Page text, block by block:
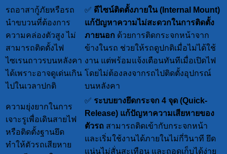
รถอาสากู้ภัยหรือรถ
นำขบวนที่ต้องการ
ความคล่องตัวสูง ไม่
สามารถติดตั้งไฟ
ไซเรนถาวรบนหลังคา
ได้เพราะอาจดูเด่นเกิน
ไปในเวลาปกติ
✅ ดีไซน์ติดตั้งภายใน (Internal Mount)
แก้ปัญหาความไม่สะดวกในการติดตั้ง
ภายนอก ด้วยการติดกระจกหน้าจาก
ข้างในรถ ช่วยให้รถดูปกติเมื่อไม่ได้ใช้
งาน แต่พร้อมแจ้งเตือนทันทีเมื่อเปิดไฟ
โดยไม่ต้องลงจากรถไปติดตั้งอุปกรณ์
บนหลังคา
ความยุ่งยากในการ
เจาะรูเพื่อเดินสายไฟ
หรือติดตั้งฐานยึด
ทำให้ตัวรถเสียหาย
✅ ระบบยางยึดกระจก 4 จุด (Quick-
Release) แก้ปัญหาความเสียหายของ
ตัวรถ สามารถติดเข้ากับกระจกหน้า
และเริ่มใช้งานได้ภายในไม่กี่วินาที ยึด
แน่นไม่สั่นสะเทือน และถอดเก็บได้ง่าย